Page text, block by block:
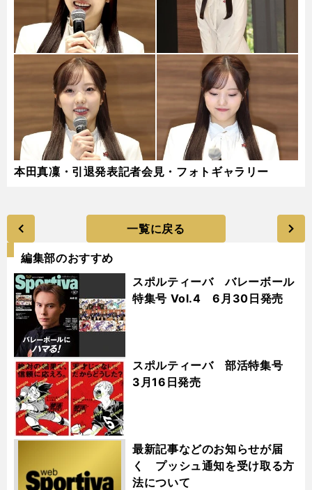
本田真凜・引退発表記者会見・フォトギャラリー
一覧に戻る
編集部のおすすめ
スポルティーバ バレーボール
特集号 Vol.4 6月30日発売
スポルティーバ 部活特集号
3月16日発売
最新記事などのお知らせが届
く プッシュ通知を受け取る方
法について